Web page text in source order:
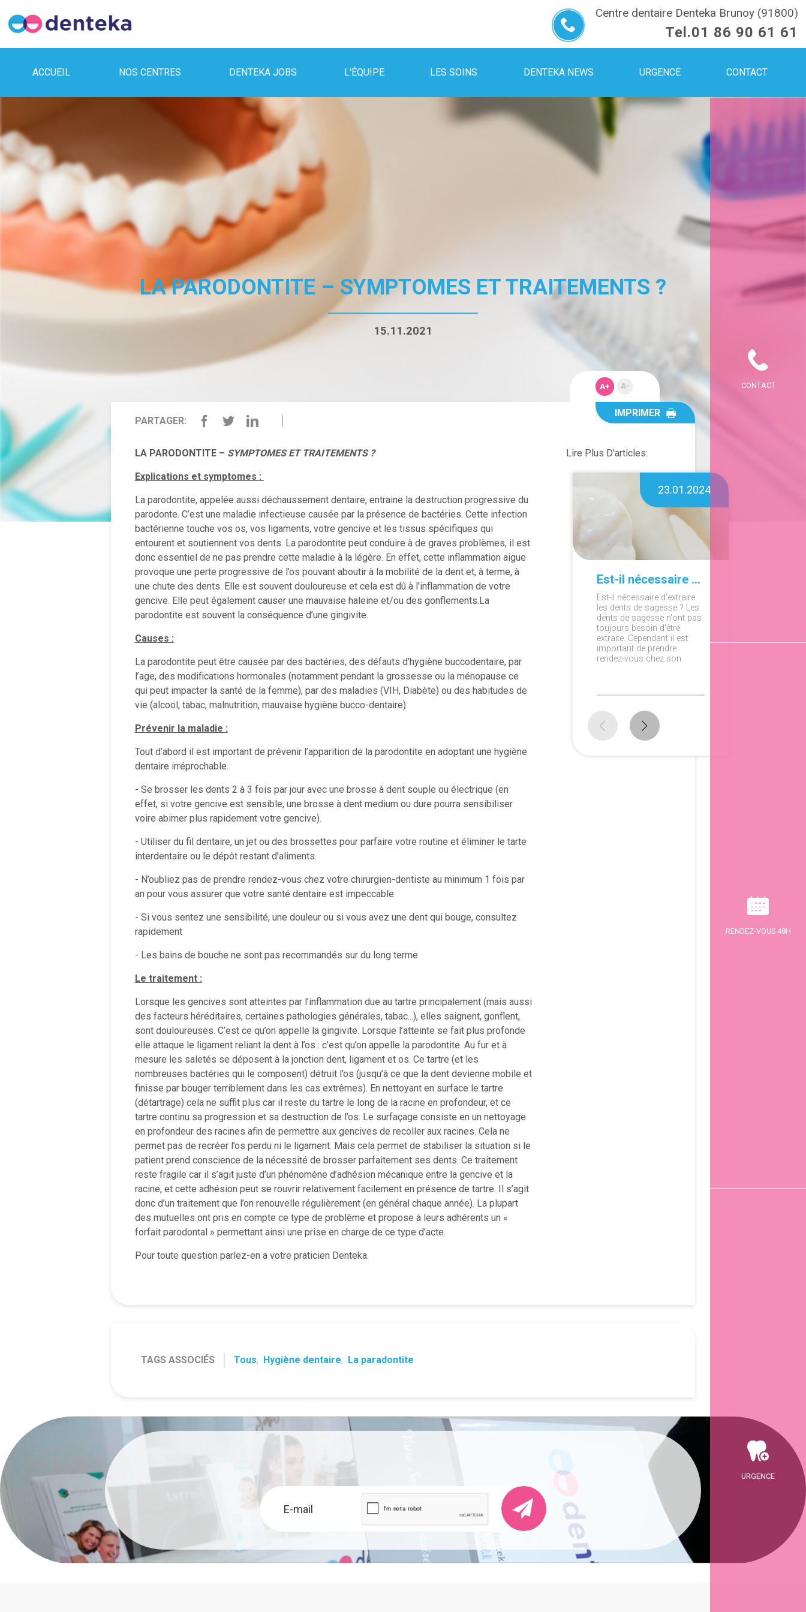
Centre dentaire Denteka Brunoy (91800)
Tel.01 86 90 61 61
ACCUEIL NOS CENTRES DENTEKA JOBS L'ÉQUIPE LES SOINS DENTEKA NEWS URGENCE CONTACT
LA PARODONTITE – SYMPTOMES ET TRAITEMENTS ?
15.11.2021
A+ A-
IMPRIMER
PARTAGER:
LA PARODONTITE – SYMPTOMES ET TRAITEMENTS ?
Explications et symptomes :
La parodontite, appelée aussi déchaussement dentaire, entraine la destruction progressive du
parodonte. C’est une maladie infectieuse causée par la présence de bactéries. Cette infection
bactérienne touche vos os, vos ligaments, votre gencive et les tissus spécifiques qui
entourent et soutiennent vos dents. La parodontite peut conduire à de graves problèmes, il est
donc essentiel de ne pas prendre cette maladie à la légère. En effet, cette inflammation aigue
provoque une perte progressive de l’os pouvant aboutir à la mobilité de la dent et, à terme, à
une chute des dents. Elle est souvent douloureuse et cela est dû à l’inflammation de votre
gencive. Elle peut également causer une mauvaise haleine et/ou des gonflements.La
parodontite est souvent la conséquence d’une gingivite.
Causes :
La parodontite peut être causée par des bactéries, des défauts d’hygiène buccodentaire, par
l’age, des modifications hormonales (notamment pendant la grossesse ou la ménopause ce
qui peut impacter la santé de la femme), par des maladies (VIH, Diabète) ou des habitudes de
vie (alcool, tabac, malnutrition, mauvaise hygiène bucco-dentaire).
Prévenir la maladie :
Tout d’abord il est important de prévenir l’apparition de la parodontite en adoptant une hygiène
dentaire irréprochable.
- Se brosser les dents 2 à 3 fois par jour avec une brosse à dent souple ou électrique (en
effet, si votre gencive est sensible, une brosse à dent medium ou dure pourra sensibiliser
voire abimer plus rapidement votre gencive).
- Utiliser du fil dentaire, un jet ou des brossettes pour parfaire votre routine et éliminer le tarte
interdentaire ou le dépôt restant d’aliments.
- N’oubliez pas de prendre rendez-vous chez votre chirurgien-dentiste au minimum 1 fois par
an pour vous assurer que votre santé dentaire est impeccable.
- Si vous sentez une sensibilité, une douleur ou si vous avez une dent qui bouge, consultez
rapidement
- Les bains de bouche ne sont pas recommandés sur du long terme
Le traitement :
Lorsque les gencives sont atteintes par l’inflammation due au tartre principalement (mais aussi
des facteurs héréditaires, certaines pathologies générales, tabac...), elles saignent, gonflent,
sont douloureuses. C’est ce qu’on appelle la gingivite. Lorsque l’atteinte se fait plus profonde
elle attaque le ligament reliant la dent à l’os : c’est qu’on appelle la parodontite. Au fur et à
mesure les saletés se déposent à la jonction dent, ligament et os. Ce tartre (et les
nombreuses bactéries qui le composent) détruit l’os (jusqu’à ce que la dent devienne mobile et
finisse par bouger terriblement dans les cas extrêmes). En nettoyant en surface le tartre
(détartrage) cela ne suffit plus car il reste du tartre le long de la racine en profondeur, et ce
tartre continu sa progression et sa destruction de l’os. Le surfaçage consiste en un nettoyage
en profondeur des racines afin de permettre aux gencives de recoller aux racines. Cela ne
permet pas de recréer l’os perdu ni le ligament. Mais cela permet de stabiliser la situation si le
patient prend conscience de la nécessité de brosser parfaitement ses dents. Ce traitement
reste fragile car il s’agit juste d’un phénomène d’adhésion mécanique entre la gencive et la
racine, et cette adhésion peut se rouvrir relativement facilement en présence de tartre. Il s’agit
donc d’un traitement que l’on renouvelle régulièrement (en général chaque année). La plupart
des mutuelles ont pris en compte ce type de problème et propose à leurs adhérents un «
forfait parodontal » permettant ainsi une prise en charge de ce type d’acte.
Pour toute question parlez-en a votre praticien Denteka.
Lire Plus D'articles:
23.01.2024
Est-il nécessaire d'extraire les dents de sagesse ?
Est-il nécessaire d'extraire
les dents de sagesse ? Les
dents de sagesse n'ont pas
toujours besoin d'être
extraite. Cependant il est
important de prendre
rendez-vous chez son
symptômes et douleurs
peuvent survenir ...
TAGS ASSOCIÉS Tous, Hygiène dentaire, La paradontite
CONTACT
RENDEZ-VOUS 48H
URGENCE